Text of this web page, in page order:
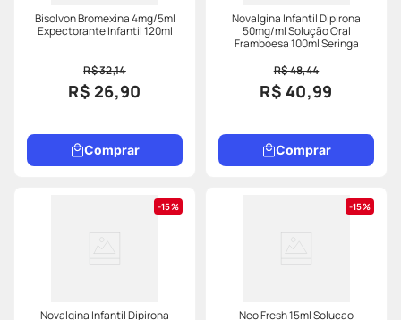
Bisolvon Bromexina 4mg/5ml
Expectorante Infantil 120ml
R$ 32,14
R$ 26,90
Comprar
Novalgina Infantil Dipirona
50mg/ml Solução Oral
Framboesa 100ml Seringa
R$ 48,44
R$ 40,99
Comprar
15%
Novalgina Infantil Dipirona
15%
Neo Fresh 15ml Solucao